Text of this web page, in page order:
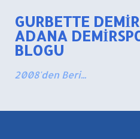
Ana
GURBETTE
ADANA
BLOGU
2008'den Beri...